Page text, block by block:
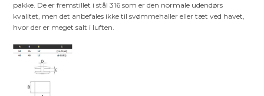
pakke. De er fremstillet i stål 316 som er den normale udendørs
kvalitet, men det anbefales ikke til svømmehaller eller tæt ved havet,
hvor der er meget salt i luften.